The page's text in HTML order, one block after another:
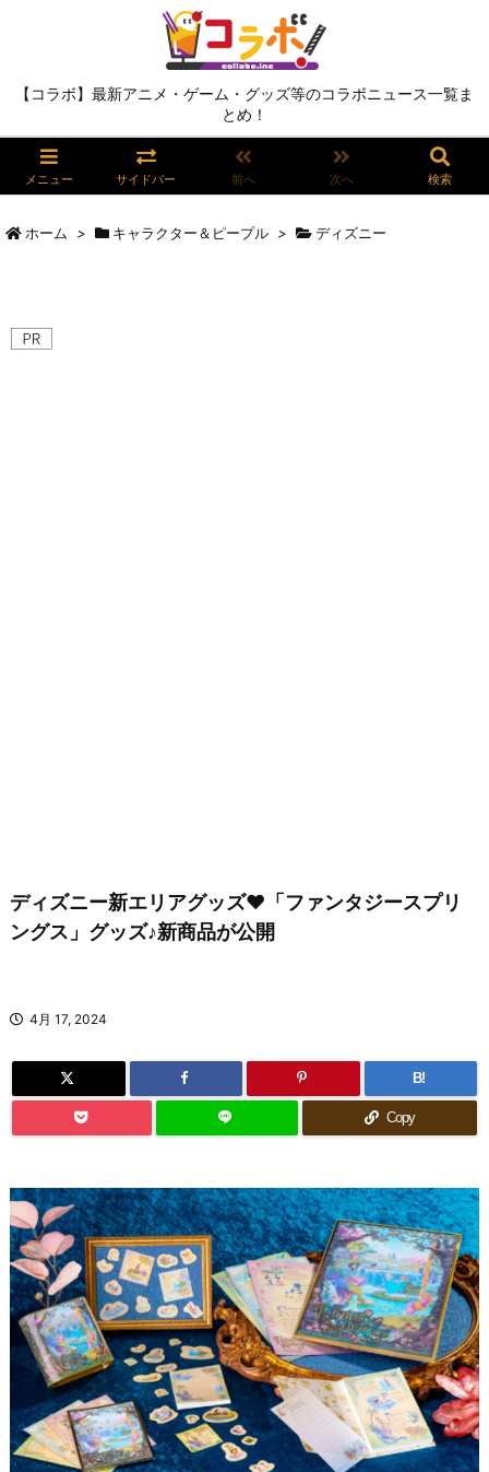
【コラボ】最新アニメ・ゲーム・グッズ等のコラボニュース一覧ま
とめ！
メニュー サイドバー 前へ 次へ 検索
ホーム > キャラクター＆ピープル > ディズニー
ディズニー新エリアグッズ♥「ファンタジースプリ
ングス」グッズ♪新商品が公開
4月 17, 2024
B!
Copy